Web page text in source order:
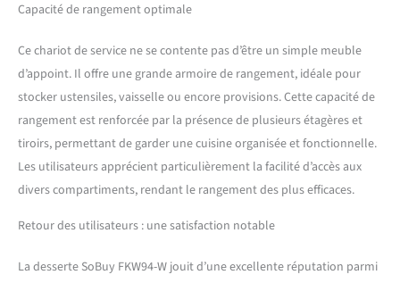
Capacité de rangement optimale
Ce chariot de service ne se contente pas d’être un simple meuble
d’appoint. Il offre une grande armoire de rangement, idéale pour
stocker ustensiles, vaisselle ou encore provisions. Cette capacité de
rangement est renforcée par la présence de plusieurs étagères et
tiroirs, permettant de garder une cuisine organisée et fonctionnelle.
Les utilisateurs apprécient particulièrement la facilité d’accès aux
divers compartiments, rendant le rangement des plus efficaces.
Retour des utilisateurs : une satisfaction notable
La desserte SoBuy FKW94-W jouit d’une excellente réputation parmi